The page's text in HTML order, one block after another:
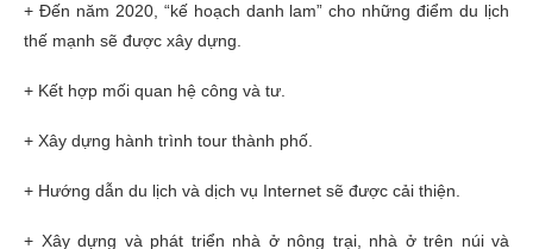
+ Đến năm 2020, “kế hoạch danh lam” cho những điểm du lịch
thế mạnh sẽ được xây dựng.
+ Kết hợp mối quan hệ công và tư.
+ Xây dựng hành trình tour thành phố.
+ Hướng dẫn du lịch và dịch vụ Internet sẽ được cải thiện.
+ Xây dựng và phát triển nhà ở nông trại, nhà ở trên núi và